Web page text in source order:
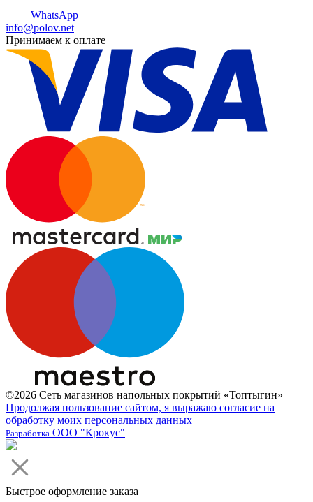
WhatsApp
info@polov.net
Принимаем к оплате
©2026 Сеть магазинов напольных покрытий «Топтыгин»
Продолжая пользование сайтом, я выражаю согласие на
обработку моих персональных данных
Разработка ООО "Крокус"
Быстрое оформление заказа